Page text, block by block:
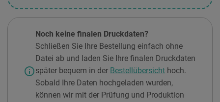
info
Noch keine finalen Druckdaten?
Schließen Sie Ihre Bestellung einfach ohne
Datei ab und laden Sie Ihre finalen Druckdaten
später bequem in der Bestellübersicht hoch.
Sobald Ihre Daten hochgeladen wurden,
können wir mit der Prüfung und Produktion